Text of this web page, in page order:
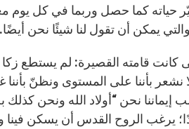
حياته كما حصل وربما في كل يوم
يمكن أن تقول لنا شيئًا نحن أيضًا.
كانت قامته القصيرة: لم يستطع
نشعر بأننا على المستوى ونظنّ
يرغب الروح القدس أن يسكن فينا